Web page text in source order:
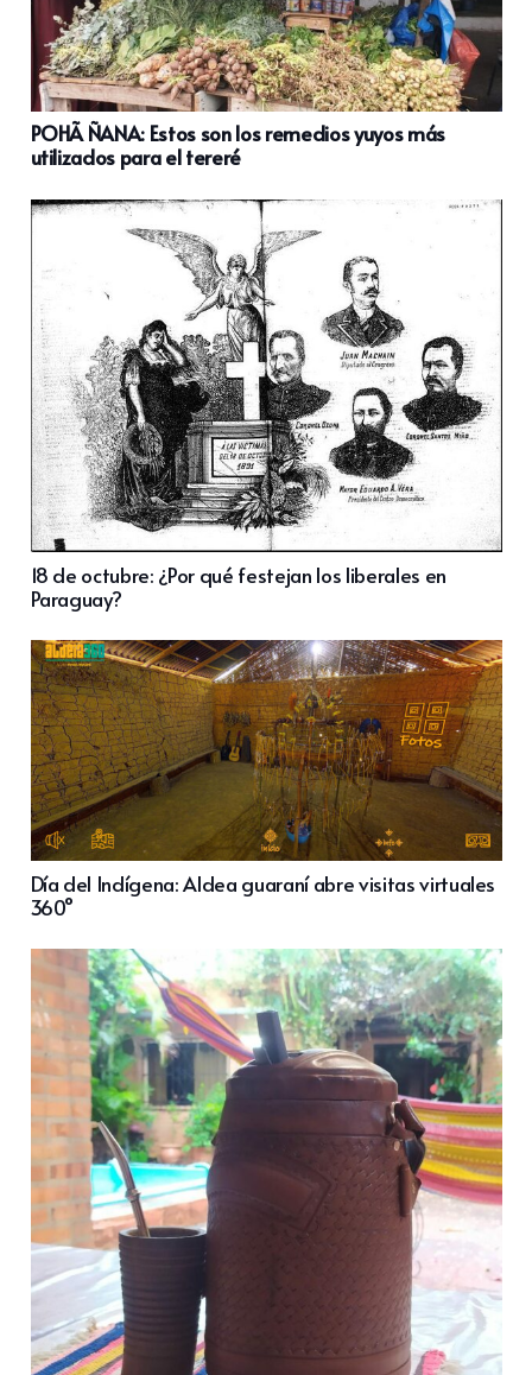
POHÃ ÑANA: Estos son los remedios yuyos más
utilizados para el tereré
18 de octubre: ¿Por qué festejan los liberales en
Paraguay?
Día del Indígena: Aldea guaraní abre visitas virtuales
360°